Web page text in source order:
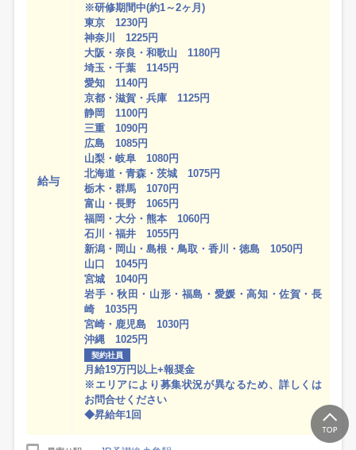
給与
※研修期間中(約1～2ヶ月)
東京 1230円
神奈川 1225円
大阪・奈良・和歌山 1180円
埼玉・千葉 1145円
愛知 1140円
京都・滋賀・兵庫 1125円
静岡 1100円
三重 1090円
広島 1085円
山梨・岐阜 1080円
北海道・青森・茨城 1075円
栃木・群馬 1070円
富山・長野 1065円
福岡・大分・熊本 1060円
石川・福井 1055円
新潟・岡山・島根・鳥取・香川・徳島 1050円
山口 1045円
宮城 1040円
岩手・秋田・山形・福島・愛媛・高知・佐賀・長
崎 1035円
宮崎・鹿児島 1030円
沖縄 1025円
契約社員
月給19万円以上+報奨金
※エリアにより募集状況が異なるため、詳しくは
お問合せください
◆昇給年1回